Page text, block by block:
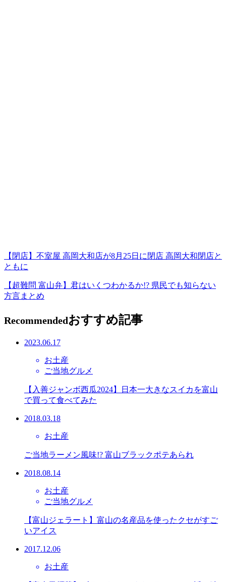
【閉店】不室屋 高岡大和店が8月25日に閉店 高岡大和閉店と
ともに
【超難問 富山弁】君はいくつわかるか!? 県民でも知らない
方言まとめ
Recommendedおすすめ記事
2023.06.17
お土産
ご当地グルメ
【入善ジャンボ西瓜2024】日本一大きなスイカを富山
で買って食べてみた
2018.03.18
お土産
ご当地ラーメン風味!? 富山ブラックポテあられ
2018.08.14
お土産
ご当地グルメ
【富山ジェラート】富山の名産品を使ったクセがすご
いアイス
2017.12.06
お土産